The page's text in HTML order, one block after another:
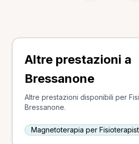
Altre prestazioni a
Bressanone
Altre prestazioni disponibili per
Bressanone.
Magnetoterapia per